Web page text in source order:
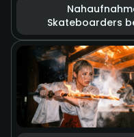
Skateboarders
mit rauen,
vor einem
Scheinwerfer. Die
Bewegung hervor